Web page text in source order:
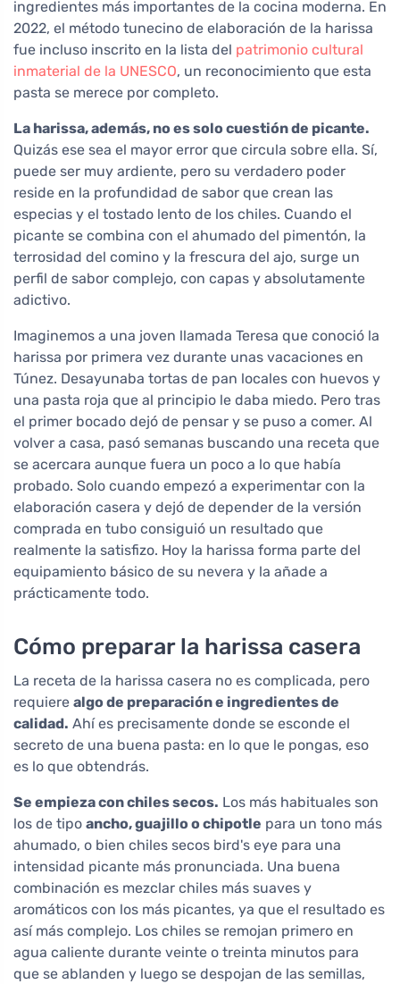
ingredientes más importantes de la cocina moderna. En
2022, el método tunecino de elaboración de la harissa
fue incluso inscrito en la lista del patrimonio cultural
inmaterial de la UNESCO, un reconocimiento que esta
pasta se merece por completo.
La harissa, además, no es solo cuestión de picante.
Quizás ese sea el mayor error que circula sobre ella. Sí,
puede ser muy ardiente, pero su verdadero poder
reside en la profundidad de sabor que crean las
especias y el tostado lento de los chiles. Cuando el
picante se combina con el ahumado del pimentón, la
terrosidad del comino y la frescura del ajo, surge un
perfil de sabor complejo, con capas y absolutamente
adictivo.
Imaginemos a una joven llamada Teresa que conoció la
harissa por primera vez durante unas vacaciones en
Túnez. Desayunaba tortas de pan locales con huevos y
una pasta roja que al principio le daba miedo. Pero tras
el primer bocado dejó de pensar y se puso a comer. Al
volver a casa, pasó semanas buscando una receta que
se acercara aunque fuera un poco a lo que había
probado. Solo cuando empezó a experimentar con la
elaboración casera y dejó de depender de la versión
comprada en tubo consiguió un resultado que
realmente la satisfizo. Hoy la harissa forma parte del
equipamiento básico de su nevera y la añade a
prácticamente todo.
Cómo preparar la harissa casera
La receta de la harissa casera no es complicada, pero
requiere algo de preparación e ingredientes de
calidad. Ahí es precisamente donde se esconde el
secreto de una buena pasta: en lo que le pongas, eso
es lo que obtendrás.
Se empieza con chiles secos. Los más habituales son
los de tipo ancho, guajillo o chipotle para un tono más
ahumado, o bien chiles secos bird's eye para una
intensidad picante más pronunciada. Una buena
combinación es mezclar chiles más suaves y
aromáticos con los más picantes, ya que el resultado es
así más complejo. Los chiles se remojan primero en
agua caliente durante veinte o treinta minutos para
que se ablanden y luego se despojan de las semillas,